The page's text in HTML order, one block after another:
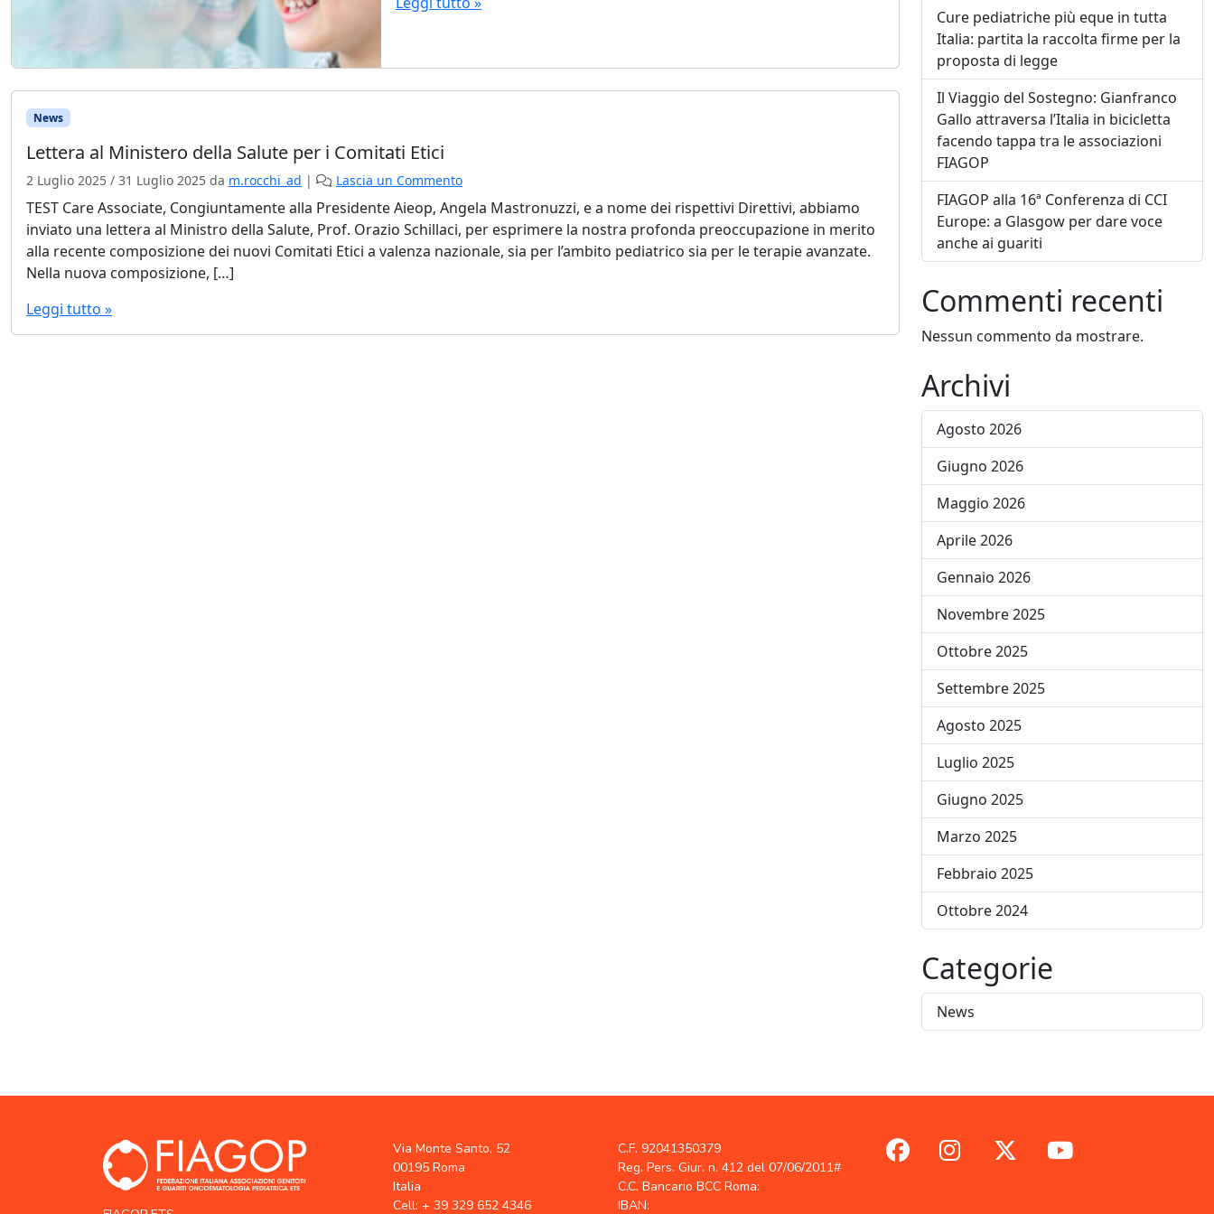
News
Lettera al Ministero della Salute per i Comitati Etici
2 Luglio 2025 / 31 Luglio 2025 da m.rocchi_ad | Lascia un Commento
TEST Care Associate, Congiuntamente alla Presidente Aieop, Angela Mastronuzzi, e a nome dei rispettivi Direttivi, abbiamo
inviato una lettera al Ministro della Salute, Prof. Orazio Schillaci, per esprimere la nostra profonda preoccupazione in merito
alla recente composizione dei nuovi Comitati Etici a valenza nazionale, sia per l’ambito pediatrico sia per le terapie avanzate.
Nella nuova composizione, […]
Leggi tutto »
Cure pediatriche più eque in tutta
Italia: partita la raccolta firme per la
proposta di legge
Il Viaggio del Sostegno: Gianfranco
Gallo attraversa l’Italia in bicicletta
facendo tappa tra le associazioni
FIAGOP
FIAGOP alla 16ª Conferenza di CCI
Europe: a Glasgow per dare voce
anche ai guariti
Commenti recenti
Nessun commento da mostrare.
Archivi
Agosto 2026
Giugno 2026
Maggio 2026
Aprile 2026
Gennaio 2026
Novembre 2025
Ottobre 2025
Settembre 2025
Agosto 2025
Luglio 2025
Giugno 2025
Marzo 2025
Febbraio 2025
Ottobre 2024
Categorie
News
Via Monte Santo, 52
00195 Roma
Italia
Cell: + 39 329 652 4346
C.F. 92041350379
Reg. Pers. Giur. n. 412 del 07/06/2011#
C.C. Bancario BCC Roma:
IBAN: